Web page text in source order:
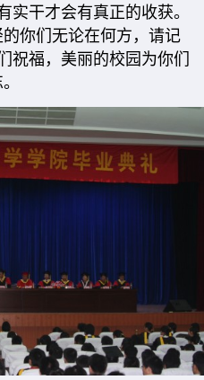
实干才会有真正的收获。
你们无论在何方，请记
祝福，美丽的校园为你们